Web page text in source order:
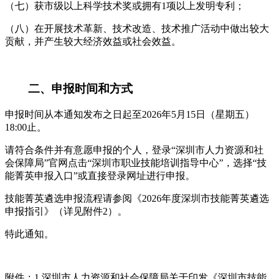
（七）获市级以上科学技术奖或拥有1项以上发明专利；
（八）在开展技术革新、技术改造、技术推广活动中做出较大
贡献，并产生较大经济效益或社会效益。
二、申报时间和方式
申报时间从本通知发布之日起至2026年5月15日（星期五）
18:00止。
请符合条件并有意愿申报的个人，登录“深圳市人力资源和社
会保障局”官网点击“深圳市职业技能培训指导中心”，选择“技
能菁英申报入口”或直接登录网址进行申报。
技能菁英遴选申报流程请参阅《2026年度深圳市技能菁英遴选
申报指引》（详见附件2）。
特此通知。